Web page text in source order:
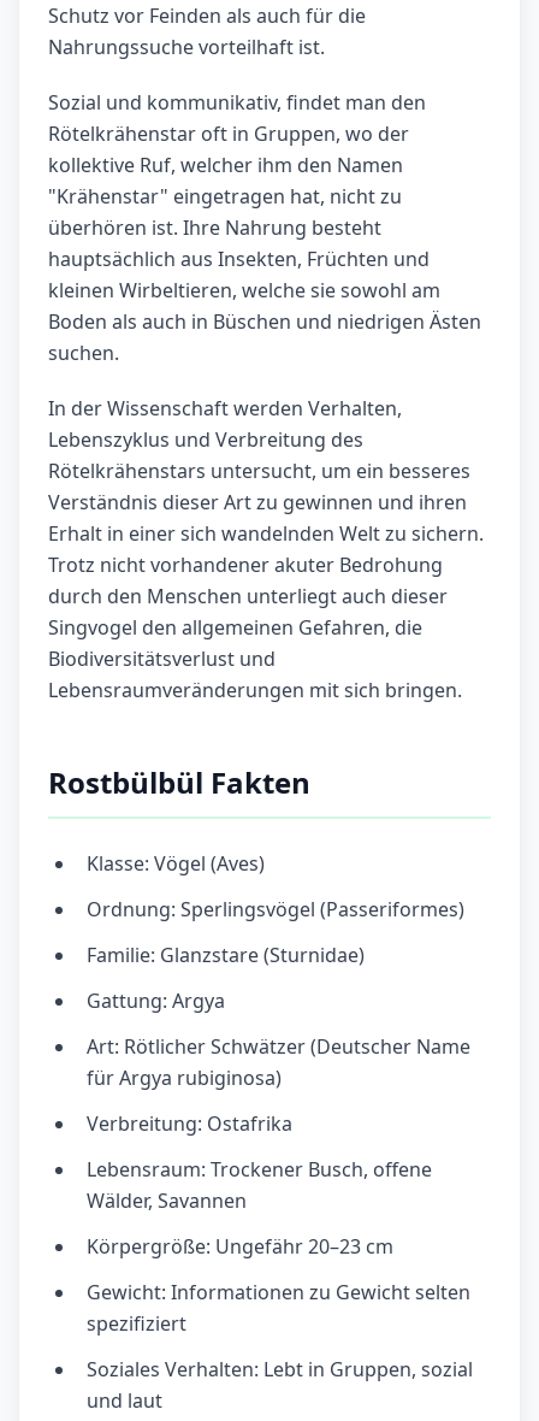
Schutz vor Feinden als auch für die
Nahrungssuche vorteilhaft ist.
Sozial und kommunikativ, findet man den
Rötelkrähenstar oft in Gruppen, wo der
kollektive Ruf, welcher ihm den Namen
"Krähenstar" eingetragen hat, nicht zu
überhören ist. Ihre Nahrung besteht
hauptsächlich aus Insekten, Früchten und
kleinen Wirbeltieren, welche sie sowohl am
Boden als auch in Büschen und niedrigen Ästen
suchen.
In der Wissenschaft werden Verhalten,
Lebenszyklus und Verbreitung des
Rötelkrähenstars untersucht, um ein besseres
Verständnis dieser Art zu gewinnen und ihren
Erhalt in einer sich wandelnden Welt zu sichern.
Trotz nicht vorhandener akuter Bedrohung
durch den Menschen unterliegt auch dieser
Singvogel den allgemeinen Gefahren, die
Biodiversitätsverlust und
Lebensraumveränderungen mit sich bringen.
Rostbülbül Fakten
Klasse: Vögel (Aves)
Ordnung: Sperlingsvögel (Passeriformes)
Familie: Glanzstare (Sturnidae)
Gattung: Argya
Art: Rötlicher Schwätzer (Deutscher Name
für Argya rubiginosa)
Verbreitung: Ostafrika
Lebensraum: Trockener Busch, offene
Wälder, Savannen
Körpergröße: Ungefähr 20–23 cm
Gewicht: Informationen zu Gewicht selten
spezifiziert
Soziales Verhalten: Lebt in Gruppen, sozial
und laut